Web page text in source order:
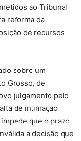
ao Tribunal
reforma da
de recursos
sobre um
Grosso, de
julgamento pelo
de intimação
que o prazo
a decisão que